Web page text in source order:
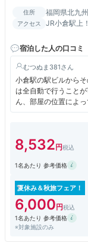
住所 福岡県北九
アクセス
JR小倉駅上
宿泊した人の口コミ
むつぬま381
小倉駅の駅ビルから
は全自動で行うこと
ん、部屋の位置によ
できます。また、朝
8,532
1名あたり 参考価格
夏休み＆秋旅フェア！
6,000
1名あたり 参考価格
※対象施設のみ